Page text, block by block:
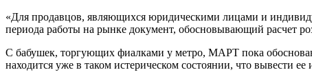
«Для продавцов, являющихся юридическими лицами и
периода работы на рынке документ, обосновывающий расчет
С бабушек, торгующих фиалками у метро, МАРТ пока
находится уже в таком истерическом состоянии, что вывести